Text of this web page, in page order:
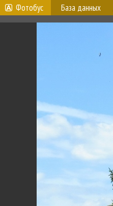
Фотобус База данных